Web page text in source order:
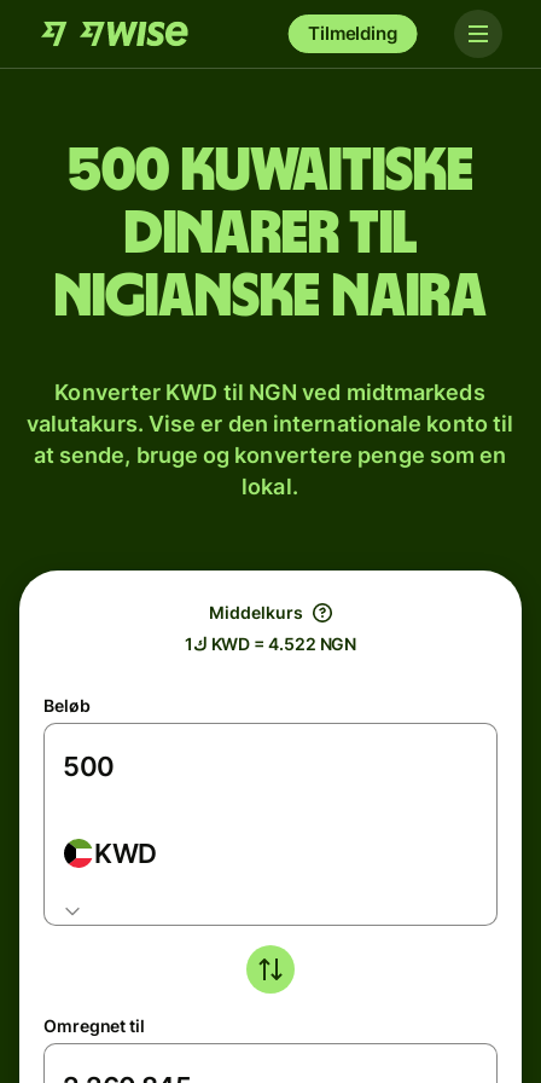
Tilmelding
500 kuwaitiske
dinarer til
nigianske naira
Konverter KWD til NGN ved midtmarkeds
valutakurs. Vise er den internationale konto til
at sende, bruge og konvertere penge som en
lokal.
Middelkurs
ك1 KWD = 4.522 NGN
Beløb
KWD
Omregnet til